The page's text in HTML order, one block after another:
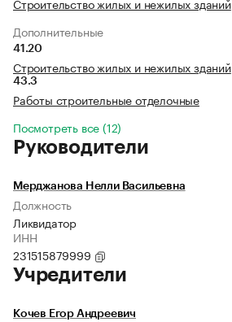
Строительство жилых и нежилых зданий
Дополнительные
41.20
Строительство жилых и нежилых зданий
43.3
Работы строительные отделочные
Посмотреть все (12)
Руководители
Мерджанова Нелли Васильевна
Должность
Ликвидатор
ИНН
231515879999
Учредители
Кочев Егор Андреевич